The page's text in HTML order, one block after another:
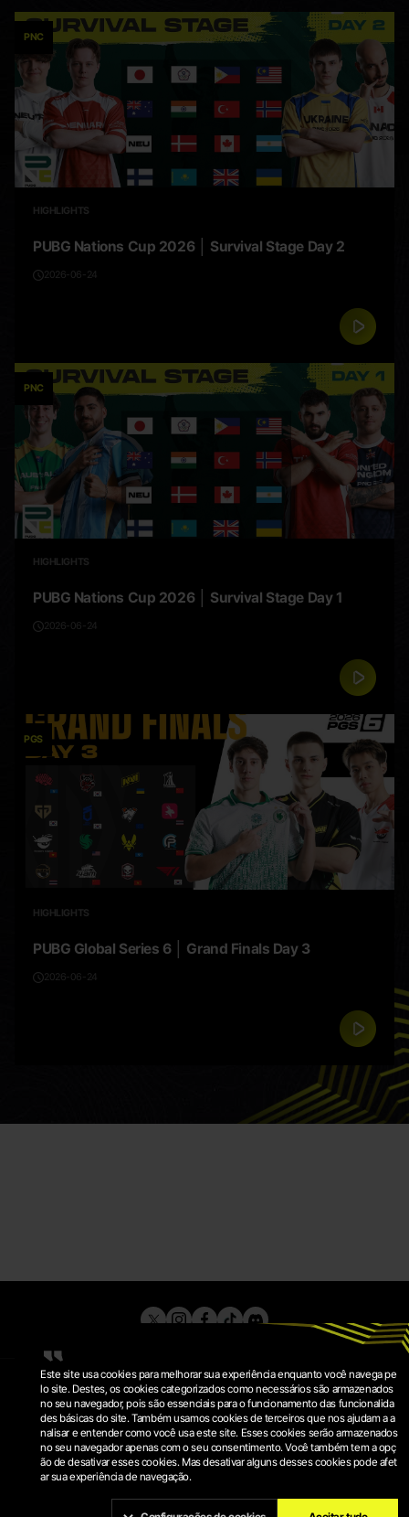
PNC
HIGHLIGHTS
PUBG Nations Cup 2026 │ Survival Stage Day 2
2026-06-24
PNC
HIGHLIGHTS
PUBG Nations Cup 2026 │ Survival Stage Day 1
2026-06-24
PGS
HIGHLIGHTS
PUBG Global Series 6 │ Grand Finals Day 3
2026-06-24
POLÍTICA DE PRIVACIDADE
TERMOS DE SERVIÇO
Este site usa cookies para melhorar sua experiência enquanto você navega pe
lo site. Destes, os cookies categorizados como necessários são armazenados
no seu navegador, pois são essenciais para o funcionamento das funcionalida
des básicas do site. Também usamos cookies de terceiros que nos ajudam a a
nalisar e entender como você usa este site. Esses cookies serão armazenados
no seu navegador apenas com o seu consentimento. Você também tem a opç
ão de desativar esses cookies. Mas desativar alguns desses cookies pode afet
ar sua experiência de navegação.